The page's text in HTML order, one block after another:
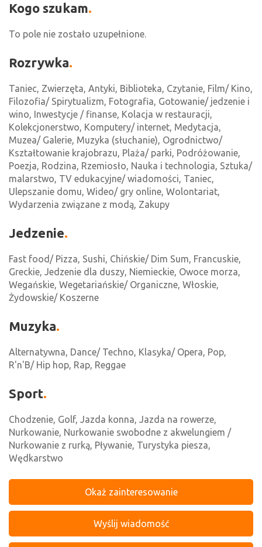
Kogo szukam
To pole nie zostało uzupełnione.
Rozrywka
Taniec, Zwierzęta, Antyki, Biblioteka, Czytanie, Film/ Kino,
Filozofia/ Spirytualizm, Fotografia, Gotowanie/ jedzenie i
wino, Inwestycje / finanse, Kolacja w restauracji,
Kolekcjonerstwo, Komputery/ internet, Medytacja,
Muzea/ Galerie, Muzyka (słuchanie), Ogrodnictwo/
Kształtowanie krajobrazu, Plaża/ parki, Podróżowanie,
Poezja, Rodzina, Rzemiosło, Nauka i technologia, Sztuka/
malarstwo, TV edukacyjne/ wiadomości, Taniec,
Ulepszanie domu, Wideo/ gry online, Wolontariat,
Wydarzenia związane z modą, Zakupy
Jedzenie
Fast food/ Pizza, Sushi, Chińskie/ Dim Sum, Francuskie,
Greckie, Jedzenie dla duszy, Niemieckie, Owoce morza,
Wegańskie, Wegetariańskie/ Organiczne, Włoskie,
Żydowskie/ Koszerne
Muzyka
Alternatywna, Dance/ Techno, Klasyka/ Opera, Pop,
R'n'B/ Hip hop, Rap, Reggae
Sport
Chodzenie, Golf, Jazda konna, Jazda na rowerze,
Nurkowanie, Nurkowanie swobodne z akwelungiem /
Nurkowanie z rurką, Pływanie, Turystyka piesza,
Wędkarstwo
Okaż zainteresowanie
Wyślij wiadomość